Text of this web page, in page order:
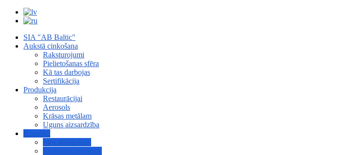
SIA "AB Baltic"
Aukstā cinkošana
Raksturojumi
Pielietošanas sfēra
Kā tas darbojas
Sertifikācija
Produkcija
Restaurācijai
Aerosols
Krāsas metālam
Uguns aizsardzība